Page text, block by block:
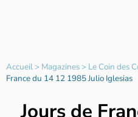
Accueil> Magazines> Le Coin des
France du 14 12 1985 Julio Iglesias
Jours de